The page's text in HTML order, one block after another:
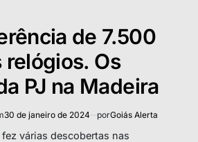
de 7.500
relógios. Os
PJ na Madeira
30 de janeiro de 2024 porGoiás Alerta
várias descobertas nas